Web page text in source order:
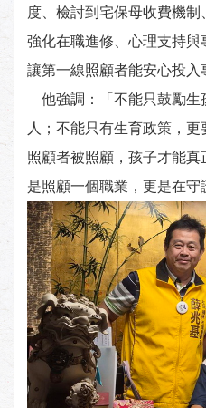
度、檢討到宅保母收費機
強化在職進修、心理支持與
讓第一線照顧者能安心投入
他強調：「不能只鼓勵生
人；不能只有生育政策，更
照顧者被照顧，孩子才能
是照顧一個職業，更是在守